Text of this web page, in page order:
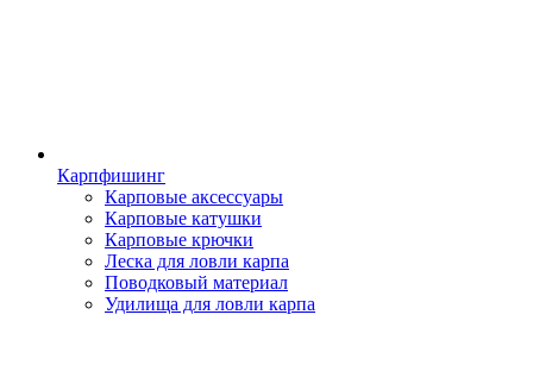
Карпфишинг
Карповые аксессуары
Карповые катушки
Карповые крючки
Леска для ловли карпа
Поводковый материал
Удилища для ловли карпа